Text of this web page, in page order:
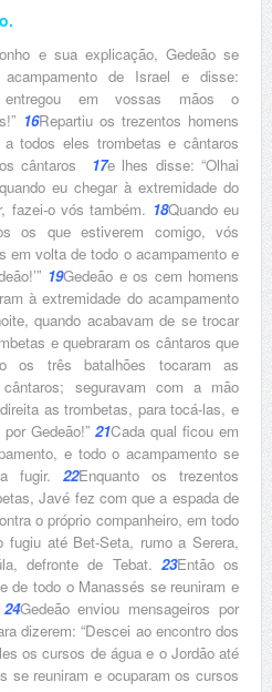
e sua explicação, Gedeão se
de Israel e disse:
entregou em vossas mãos o
16Repartiu os trezentos homens
todos eles trombetas e cântaros
cântaros 17e lhes disse: “Olhai
eu chegar à extremidade do
fazei-o vós também. 18Quando eu
os que estiverem comigo, vós
em volta de todo o acampamento e
19Gedeão e os cem homens
à extremidade do acampamento
quando acabavam de se trocar
e quebraram os cântaros que
os três batalhões tocaram as
seguravam com a mão
as trombetas, para tocá-las, e
por Gedeão!”21Cada qual ficou em
e todo o acampamento se
fugir.22Enquanto os trezentos
Javé fez com que a espada de
o próprio companheiro, em todo
fugiu até Bet-Seta, rumo a Serera,
defronte de Tebat. 23Então os
de todo o Manassés se reuniram e
24Gedeão enviou mensageiros por
dizerem: “Descei ao encontro dos
os cursos de água e o Jordão até
se reuniram e ocuparam os cursos